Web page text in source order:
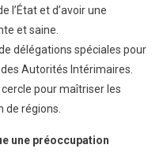
l’État et d’avoir une
et saine.
délégations spéciales pour
Autorités Intérimaires.
cercle pour maîtriser les
de régions.
une préoccupation